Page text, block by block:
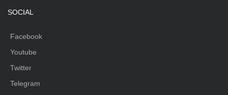
SOCIAL
Facebook
Youtube
Twitter
Telegram